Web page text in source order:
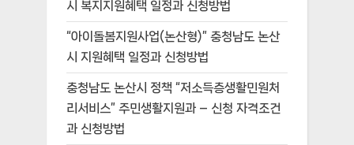
시 복지지원혜택 일정과 신청방법
“아이돌봄지원사업(논산형)” 충청남도 논산
시 지원혜택 일정과 신청방법
충청남도 논산시 정책 “저소득층생활민원처
리서비스” 주민생활지원과 – 신청 자격조건
과 신청방법